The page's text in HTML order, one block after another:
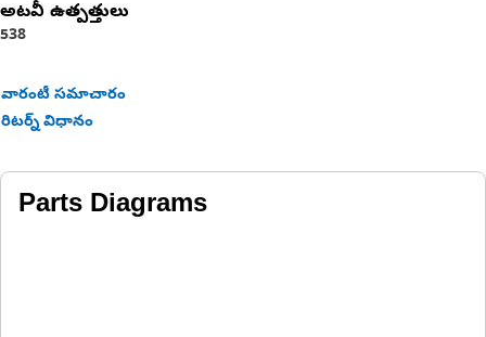
అటవీ ఉత్పత్తులు
538
వారంటీ సమాచారం
రిటర్న్ విధానం
Parts Diagrams